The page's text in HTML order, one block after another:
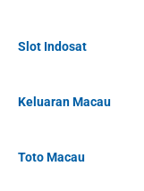
Slot Indosat
Keluaran Macau
Toto Macau